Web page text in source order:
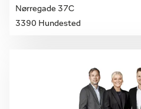
Nørregade 37C
3390 Hundested